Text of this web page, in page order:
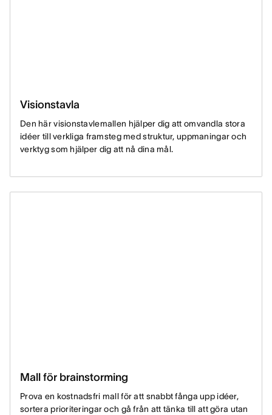
Visionstavla
Den här visionstavlemallen hjälper dig att omvandla stora
idéer till verkliga framsteg med struktur, uppmaningar och
verktyg som hjälper dig att nå dina mål.
Mall för brainstorming
Prova en kostnadsfri mall för att snabbt fånga upp idéer,
sortera prioriteringar och gå från att tänka till att göra utan